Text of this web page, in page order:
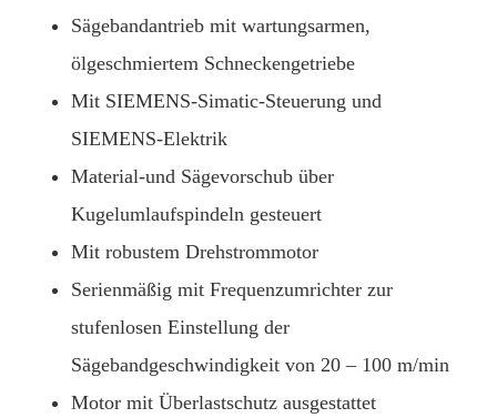
Sägebandantrieb mit wartungsarmen,
ölgeschmiertem Schneckengetriebe
Mit SIEMENS-Simatic-Steuerung und
SIEMENS-Elektrik
Material-und Sägevorschub über
Kugelumlaufspindeln gesteuert
Mit robustem Drehstrommotor
Serienmäßig mit Frequenzumrichter zur
stufenlosen Einstellung der
Sägebandgeschwindigkeit von 20 – 100 m/min
Motor mit Überlastschutz ausgestattet